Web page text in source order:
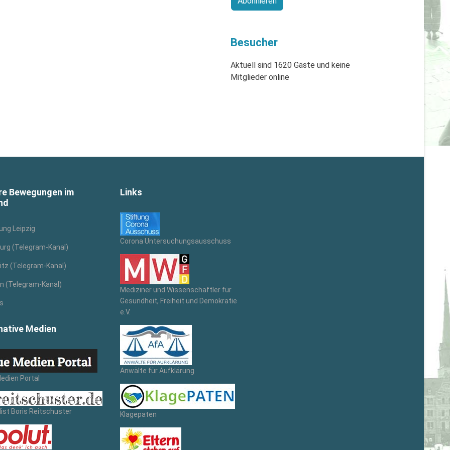
Besucher
Aktuell sind 1620 Gäste und keine
Mitglieder online
Bewegungen im
Leipzig
(Telegram-Kanal)
(Telegram-Kanal)
(Telegram-Kanal)
Medien
Portal
Boris Reitschuster
Links
Corona Untersuchungsausschuss
Mediziner und Wissenschaftler für
Gesundheit, Freiheit und Demokratie
e.V.
Anwälte für Aufklärung
Klagepaten